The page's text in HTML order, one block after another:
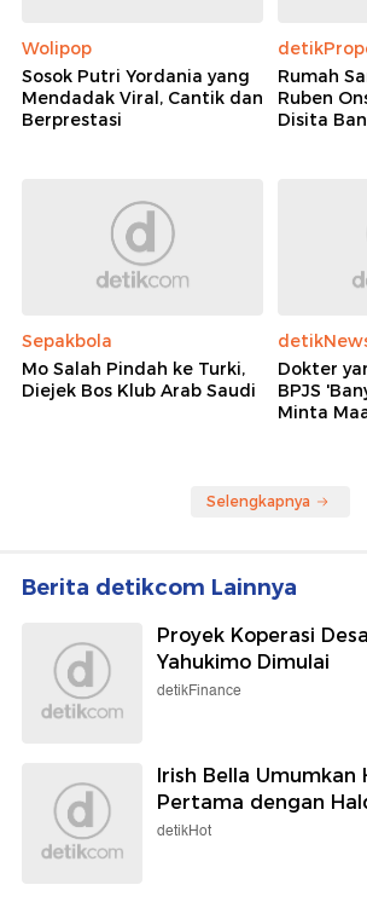
Wolipop
Sosok Putri Yordania yang
Mendadak Viral, Cantik dan
Berprestasi
Rumah
Ruben
Disita
Sepakbola
Mo Salah Pindah ke Turki,
Diejek Bos Klub Arab Saudi
Dokter
BPJS
Minta
Selengkapnya
Berita detikcom Lainnya
Proyek Koperasi
Yahukimo Dimulai
detikFinance
Irish Bella Umumkan
Pertama dengan
detikHot